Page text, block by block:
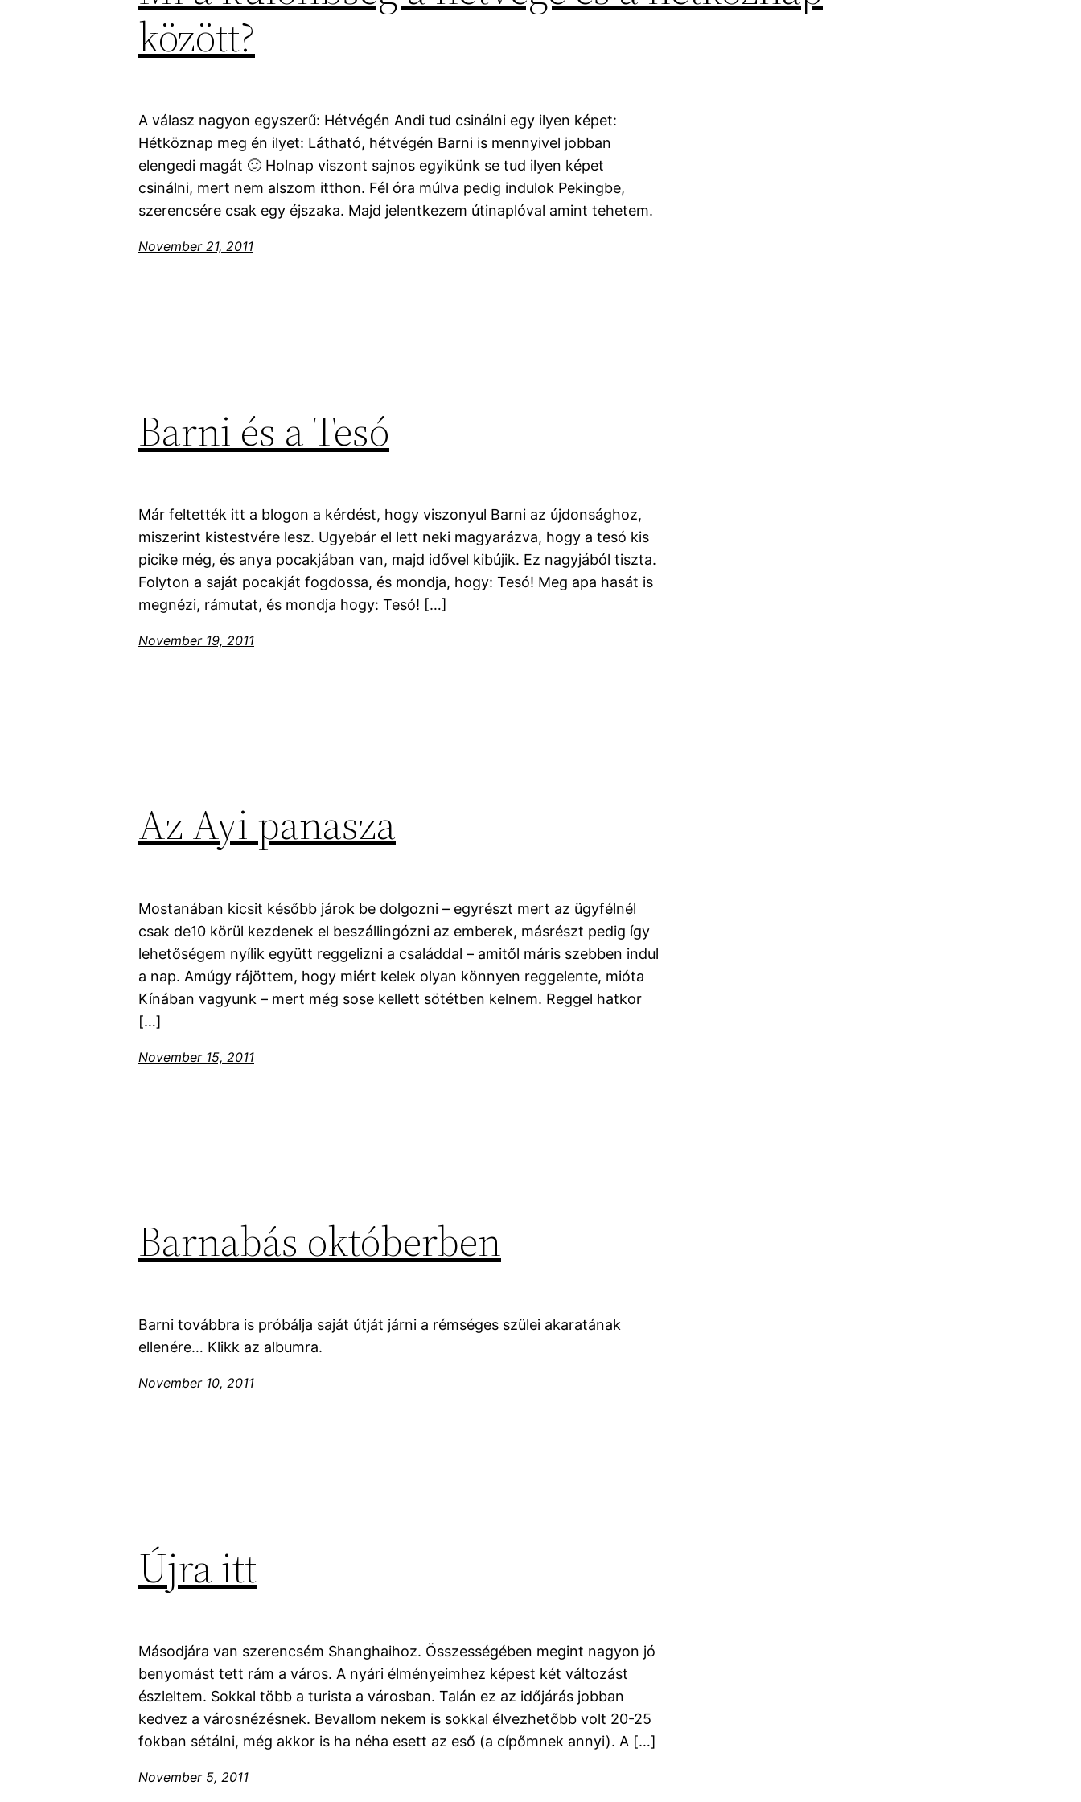
között?
A válasz nagyon egyszerű: Hétvégén Andi tud csinálni egy ilyen képet:
Hétköznap meg én ilyet: Látható, hétvégén Barni is mennyivel jobban
elengedi magát 🙂 Holnap viszont sajnos egyikünk se tud ilyen képet
csinálni, mert nem alszom itthon. Fél óra múlva pedig indulok Pekingbe,
szerencsére csak egy éjszaka. Majd jelentkezem útinaplóval amint tehetem.
November 21, 2011
Barni és a Tesó
Már feltették itt a blogon a kérdést, hogy viszonyul Barni az újdonsághoz,
miszerint kistestvére lesz. Ugyebár el lett neki magyarázva, hogy a tesó kis
picike még, és anya pocakjában van, majd idővel kibújik. Ez nagyjából tiszta.
Folyton a saját pocakját fogdossa, és mondja, hogy: Tesó! Meg apa hasát is
megnézi, rámutat, és mondja hogy: Tesó! […]
November 19, 2011
Az Ayi panasza
Mostanában kicsit később járok be dolgozni – egyrészt mert az ügyfélnél
csak de10 körül kezdenek el beszállingózni az emberek, másrészt pedig így
lehetőségem nyílik együtt reggelizni a családdal – amitől máris szebben indul
a nap. Amúgy rájöttem, hogy miért kelek olyan könnyen reggelente, mióta
Kínában vagyunk – mert még sose kellett sötétben kelnem. Reggel hatkor
[…]
November 15, 2011
Barnabás októberben
Barni továbbra is próbálja saját útját járni a rémséges szülei akaratának
ellenére… Klikk az albumra.
November 10, 2011
Újra itt
Másodjára van szerencsém Shanghaihoz. Összességében megint nagyon jó
benyomást tett rám a város. A nyári élményeimhez képest két változást
észleltem. Sokkal több a turista a városban. Talán ez az időjárás jobban
kedvez a városnézésnek. Bevallom nekem is sokkal élvezhetőbb volt 20-25
fokban sétálni, még akkor is ha néha esett az eső (a cípőmnek annyi). A […]
November 5, 2011